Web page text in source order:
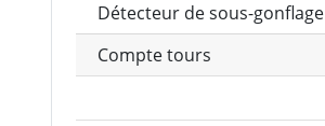
Détecteur de sous-gonflage
Compte tours